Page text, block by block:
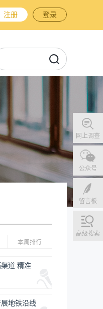
注册 登录
网上调查
公众号
留言板
高级搜索
本周排行
道 精准
地铁沿线